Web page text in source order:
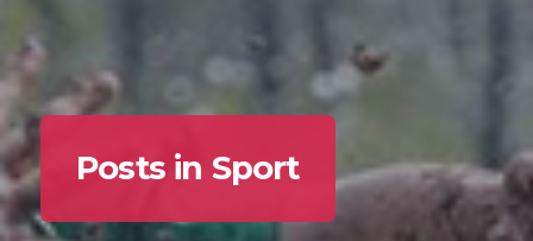
Posts in Sport